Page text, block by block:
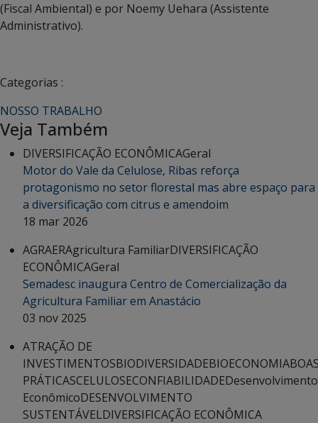
(Fiscal Ambiental) e por Noemy Uehara (Assistente
Administrativo).
Categorias :
NOSSO TRABALHO
Veja Também
DIVERSIFICAÇÃO ECONÔMICAGeral
Motor do Vale da Celulose, Ribas reforça
protagonismo no setor florestal mas abre espaço para
a diversificação com citrus e amendoim
18 mar 2026
AGRAERAgricultura FamiliarDIVERSIFICAÇÃO
ECONÔMICAGeral
Semadesc inaugura Centro de Comercialização da
Agricultura Familiar em Anastácio
03 nov 2025
ATRAÇÃO DE
INVESTIMENTOSBIODIVERSIDADEBIOECONOMIA
PRÁTICASCELULOSECONFIABILIDADEDesenvolvimento
EconômicoDESENVOLVIMENTO
SUSTENTÁVELDIVERSIFICAÇÃO ECONÔMICA